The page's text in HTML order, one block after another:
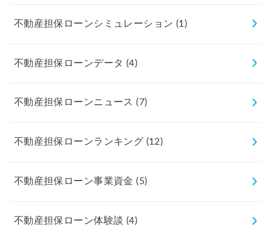
不動産担保ローンシミュレーション (1)
不動産担保ローンデータ (4)
不動産担保ローンニュース(7)
不動産担保ローンランキング (12)
不動産担保ローン事業資金(5)
不動産担保ローン体験談 (4)